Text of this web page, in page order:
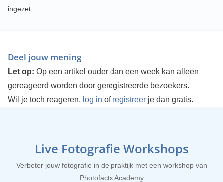
ingezet.
Deel jouw mening
Let op: Op een artikel ouder dan een week kan alleen
gereageerd worden door geregistreerde bezoekers.
Wil je toch reageren, log in of registreerje dan gratis.
Live Fotografie Workshops
Verbeter jouw fotografie in de praktijk met een workshop van
Photofacts Academy